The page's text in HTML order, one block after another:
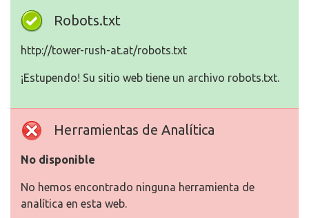
Robots.txt
http://tower-rush-at.at/robots.txt
¡Estupendo! Su sitio web tiene un archivo robots.txt.
Herramientas de Analítica
No disponible
No hemos encontrado ninguna herramienta de
analítica en esta web.